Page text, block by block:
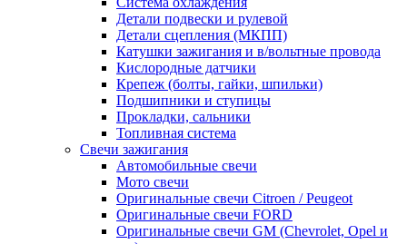
Детали подвески и рулевой
Детали сцепления (МКПП)
Катушки зажигания и в/вольтные провода
Кислородные датчики
Крепеж (болты, гайки, шпильки)
Подшипники и ступицы
Прокладки, сальники
Топливная система
Свечи зажигания
Автомобильные свечи
Мото свечи
Оригинальные свечи Citroen / Peugeot
Оригинальные свечи FORD
Оригинальные свечи GM (Chevrolet, Opel и